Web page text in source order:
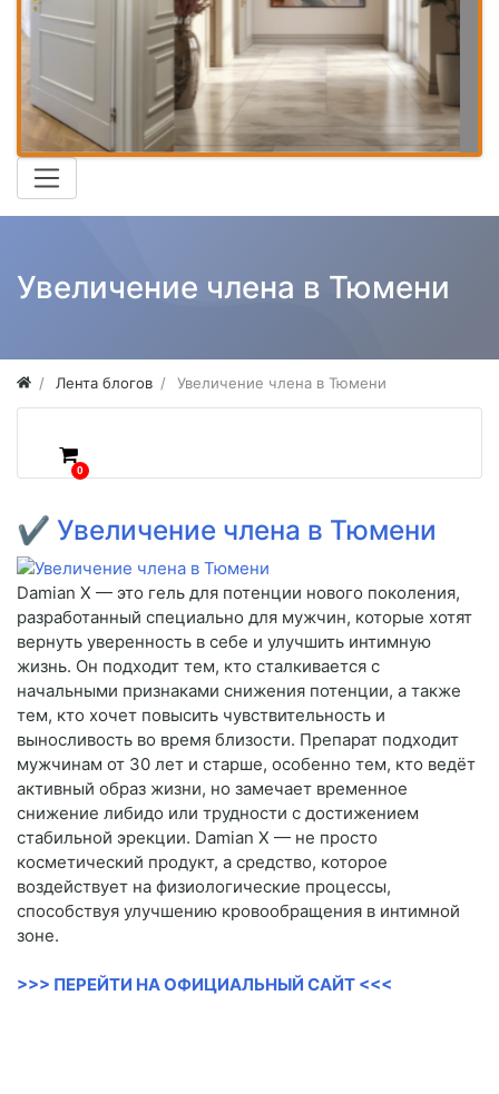
Увеличение члена в Тюмени
Лента блогов Увеличение члена в Тюмени
0
✔ Увеличение члена в Тюмени
Damian X — это гель для потенции нового поколения,
разработанный специально для мужчин, которые хотят
вернуть уверенность в себе и улучшить интимную
жизнь. Он подходит тем, кто сталкивается с
начальными признаками снижения потенции, а также
тем, кто хочет повысить чувствительность и
выносливость во время близости. Препарат подходит
мужчинам от 30 лет и старше, особенно тем, кто ведёт
активный образ жизни, но замечает временное
снижение либидо или трудности с достижением
стабильной эрекции. Damian X — не просто
косметический продукт, а средство, которое
воздействует на физиологические процессы,
способствуя улучшению кровообращения в интимной
зоне.
>>> ПЕРЕЙТИ НА ОФИЦИАЛЬНЫЙ САЙТ <<<